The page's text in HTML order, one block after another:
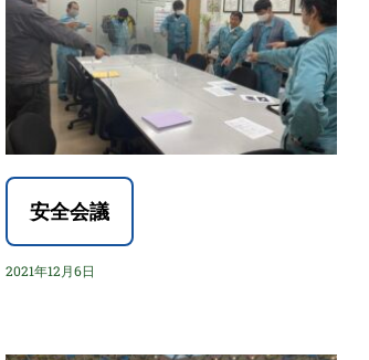
安全会議
2021年12月6日